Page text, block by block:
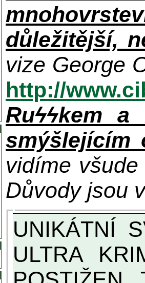
důležitější,
vize George
http://
Ruϟϟkem
smýšlejícím
vidíme
Důvody jsou
UNIKÁTNÍ SVĚDECTVÍ ZE SOUČASNOSTI: PŘEDSEDA VLASTIZRÁDNÉ VLÁDY KGB MIMOŘÁDNĚ DETAILNĚ O
ULTRA